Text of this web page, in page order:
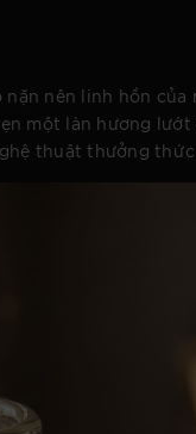
nên linh hồn của
một làn hương lướt
thuật thưởng thức